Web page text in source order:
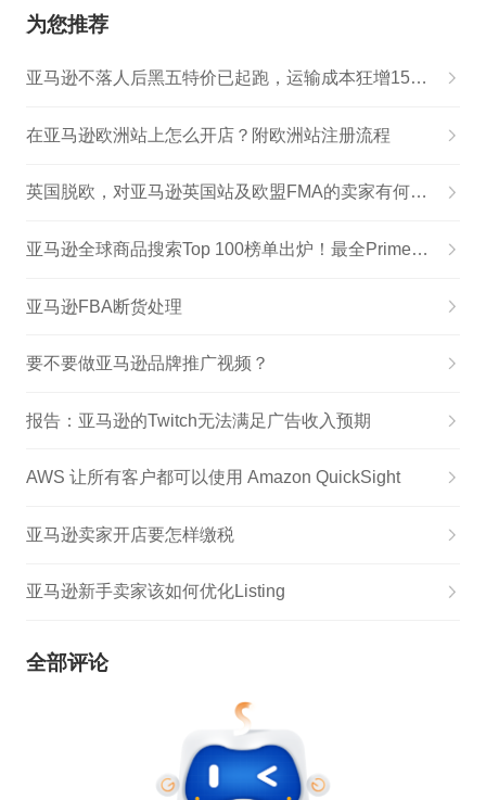
为您推荐
亚马逊不落人后黑五特价已起跑，运输成本狂增15亿美元！
在亚马逊欧洲站上怎么开店？附欧洲站注册流程
英国脱欧，对亚马逊英国站及欧盟FMA的卖家有何影响？
亚马逊全球商品搜索Top 100榜单出炉！最全Prime Day爆款分析
亚马逊FBA断货处理
要不要做亚马逊品牌推广视频？
报告：亚马逊的Twitch无法满足广告收入预期
AWS 让所有客户都可以使用 Amazon QuickSight
亚马逊卖家开店要怎样缴税
亚马逊新手卖家该如何优化Listing
全部评论